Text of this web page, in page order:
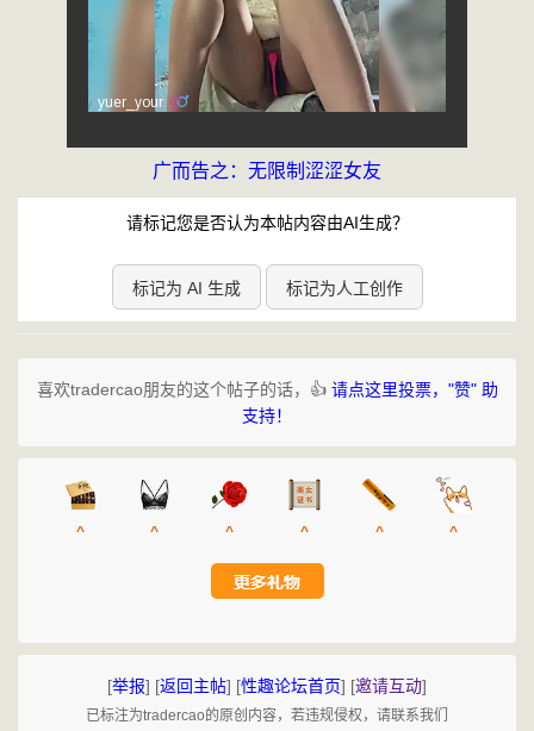
广而告之：无限制涩涩女友
请标记您是否认为本帖内容由AI生成？
标记为 AI 生成 标记为人工创作
喜欢tradercao朋友的这个帖子的话，👍 请点这里投票，"赞" 助
支持！
^ ^ ^ ^ ^ ^
[举报] [返回主帖] [性趣论坛首页] [邀请互动]
已标注为tradercao的原创内容，若违规侵权，请联系我们